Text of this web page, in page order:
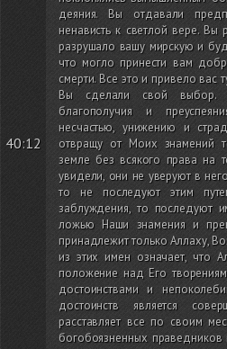
40:12
деяния. Вы отдавали
ненависть к светлой вере. Вы
разрушало вашу мирскую и
что могло принести вам
смерти. Все это и привело вас
Вы сделали свой выбор.
благополучия и
несчастью, унижению и
отвращу от Моих знамений
земле без всякого права на
увидели, они не уверуют в
то не последуют этим
заблуждения, то последуют
ложью Наши знамения и
принадлежит только Аллаху,
из этих имен означает, что
положение над Его
достоинствами и
достоинств является
расставляет все по своим
богобоязненных